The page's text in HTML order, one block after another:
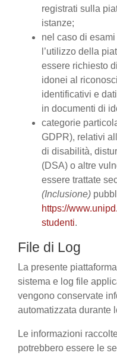
registrati sulla
istanze;
nel caso di
l’utilizzo della
essere richiesto
idonei al
identificativi e
in documenti di
categorie
GDPR), relativi
di disabilità,
(DSA) o altre
essere trattate
(Inclusione)
https://
studenti.
File di Log
La presente
sistema e log file
vengono conservate
automatizzata durante
Le informazioni
potrebbero essere le